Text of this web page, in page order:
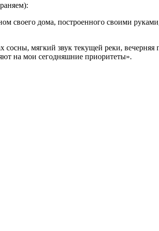
своего дома, построенного своими
сосны, мягкий звук текущей реки, вечерняя
на мои сегодняшние приоритеты».